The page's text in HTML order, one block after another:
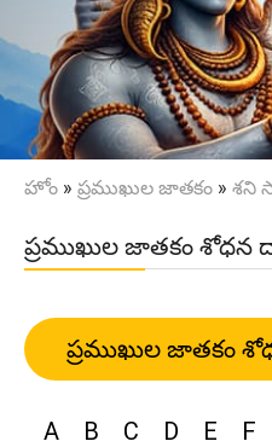
హోం » ప్రముఖుల జాతకం » శని
ప్రముఖుల జాతకం శోధన
ప్రముఖుల జాతకం
A B C D E F